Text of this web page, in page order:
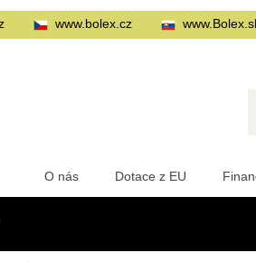
O nás Dotace z EU
www.bolex.cz